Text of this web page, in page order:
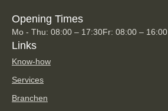
Opening Times
Mo - Thu: 08:00 – 17:30Fr: 08:00 – 16:00
Links
Know-how
Services
Branchen